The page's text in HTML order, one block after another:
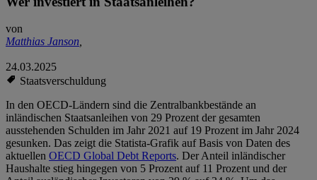
von
Matthias Janson,
24.03.2025
Staatsverschuldung
In den OECD-Ländern sind die Zentralbankbestände an
inländischen Staatsanleihen von 29 Prozent der gesamten
ausstehenden Schulden im Jahr 2021 auf 19 Prozent im Jahr 2024
gesunken. Das zeigt die Statista-Grafik auf Basis von Daten des
aktuellen OECD Global Debt Reports. Der Anteil inländischer
Haushalte stieg hingegen von 5 Prozent auf 11 Prozent und der